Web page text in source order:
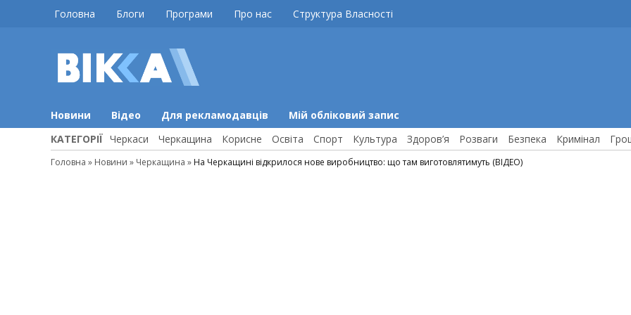
Головна Блоги Програми Про нас Структура Власності
Новини Відео Для рекламодавців
Мій обліковий запис
КАТЕГОРІЇ Черкаси Черкащина Корисне Освіта Спорт Культура Здоров’я Розваги Безпека Кримінал
Головна » Новини » Черкащина » На Черкащині відкрилося нове виробництво: що там виготовлятимуть (ВІДЕО)